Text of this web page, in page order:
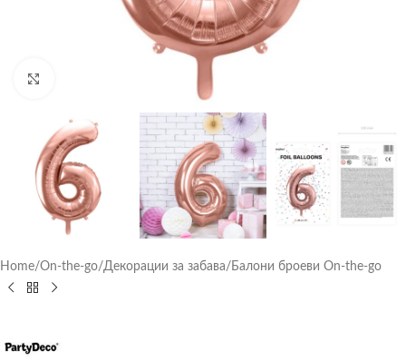
Home/On-the-go/Декорации за забава/ Балони броеви On-the-go